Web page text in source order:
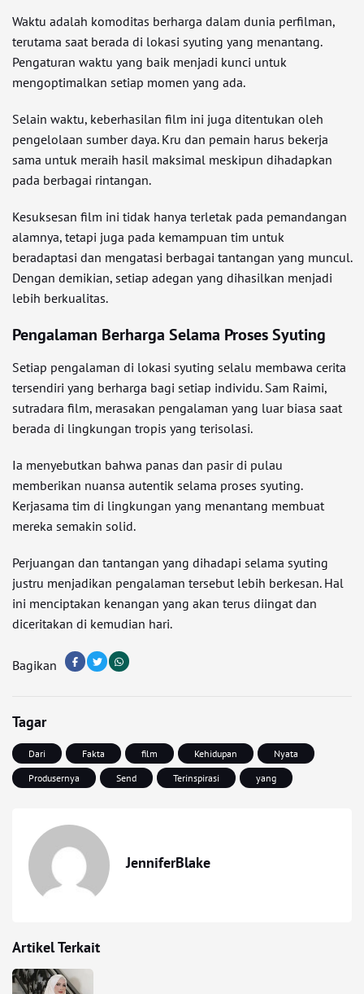
Waktu adalah komoditas berharga dalam dunia perfilman,
terutama saat berada di lokasi syuting yang menantang.
Pengaturan waktu yang baik menjadi kunci untuk
mengoptimalkan setiap momen yang ada.
Selain waktu, keberhasilan film ini juga ditentukan oleh
pengelolaan sumber daya. Kru dan pemain harus bekerja
sama untuk meraih hasil maksimal meskipun dihadapkan
pada berbagai rintangan.
Kesuksesan film ini tidak hanya terletak pada pemandangan
alamnya, tetapi juga pada kemampuan tim untuk
beradaptasi dan mengatasi berbagai tantangan yang muncul.
Dengan demikian, setiap adegan yang dihasilkan menjadi
lebih berkualitas.
Pengalaman Berharga Selama Proses Syuting
Setiap pengalaman di lokasi syuting selalu membawa cerita
tersendiri yang berharga bagi setiap individu. Sam Raimi,
sutradara film, merasakan pengalaman yang luar biasa saat
berada di lingkungan tropis yang terisolasi.
Ia menyebutkan bahwa panas dan pasir di pulau
memberikan nuansa autentik selama proses syuting.
Kerjasama tim di lingkungan yang menantang membuat
mereka semakin solid.
Perjuangan dan tantangan yang dihadapi selama syuting
justru menjadikan pengalaman tersebut lebih berkesan. Hal
ini menciptakan kenangan yang akan terus diingat dan
diceritakan di kemudian hari.
Bagikan
Tagar
Dari Fakta film Kehidupan
Nyata
Produsernya
Send Terinspirasi yang
JenniferBlake
Artikel Terkait